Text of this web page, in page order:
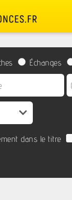
Échanges
dans le titre